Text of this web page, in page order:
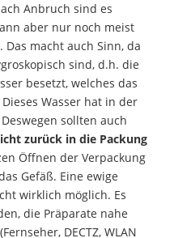
Anbruch sind es
aber nur noch meist
Das macht auch Sinn, da
sind, d.h. die
besetzt, welches das
Wasser hat in der
sollten auch
zurück in die Packung
Öffnen der Verpackung
Gefäß. Eine ewige
wirklich möglich. Es
die Präparate nahe
DECTZ, WLAN